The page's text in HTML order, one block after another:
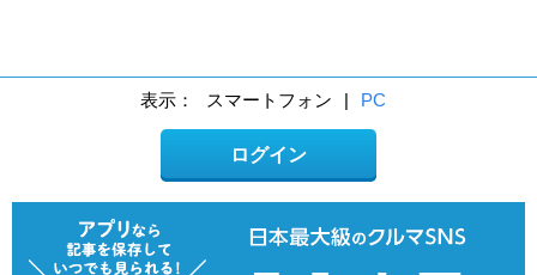
表示： スマートフォン | PC
ログイン